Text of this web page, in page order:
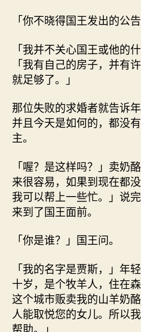
「你不晓得国王发出的公告
「我并不关心国王或他的
「我有自己的房子，并有
就足够了。」
那位失败的求婚者就告诉
并且今天是如何的，都没
主。
「喔？是这样吗？」卖奶
来很容易，如果到现在都
我可以帮上一些忙。」说
来到了国王面前。
「你是谁？」国王问。
「我的名字是贾斯，」年
十岁，是个牧羊人，住在
这个城市贩卖我的山羊奶
人能取悦您的女儿。所以
帮助。」